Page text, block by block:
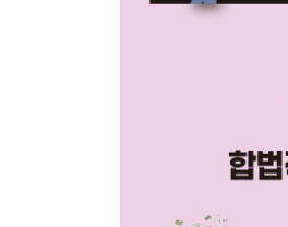
상가주택은 주택 수를
잔금청산 전에 주택→
03 분양권은 주택 수
분양권 양도세, 보유